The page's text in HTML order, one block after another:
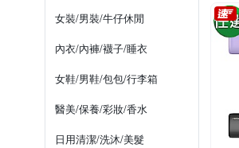
女裝/男裝/牛仔休閒
內衣/內褲/襪子/睡衣
女鞋/男鞋/包包/行李箱
醫美/保養/彩妝/香水
日用清潔/洗沐/美髮